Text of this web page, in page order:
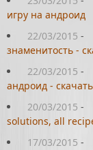
игру на андроид
22/03/2015 -
знаменитость -
22/03/2015 -
андроид -
20/03/2015 -
solutions, all
17/03/2015 -